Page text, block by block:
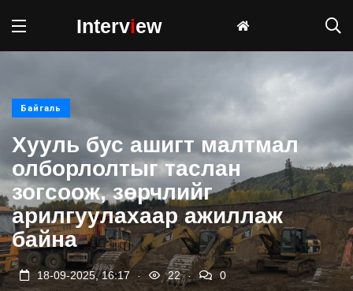
Interview
Байгаль
Хууль бус ашигт малтмал
олборлолтыг таслан
зогсоож, зөрчлийг
арилгуулахаар ажиллаж
байна
18-09-2025, 16:17 . 22 . 0